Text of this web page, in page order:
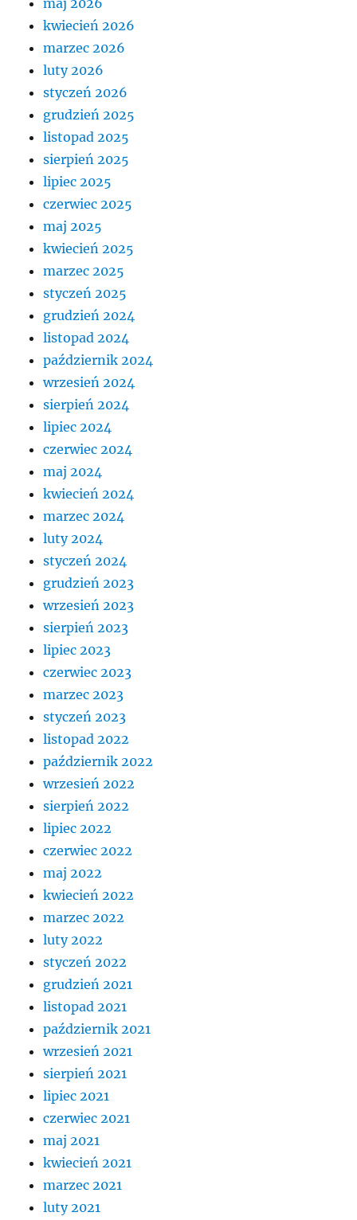
kwiecień 2026
marzec 2026
luty 2026
styczeń 2026
grudzień 2025
listopad 2025
sierpień 2025
lipiec 2025
czerwiec 2025
maj 2025
kwiecień 2025
marzec 2025
styczeń 2025
grudzień 2024
listopad 2024
październik 2024
wrzesień 2024
sierpień 2024
lipiec 2024
czerwiec 2024
maj 2024
kwiecień 2024
marzec 2024
luty 2024
styczeń 2024
grudzień 2023
wrzesień 2023
sierpień 2023
lipiec 2023
czerwiec 2023
marzec 2023
styczeń 2023
listopad 2022
październik 2022
wrzesień 2022
sierpień 2022
lipiec 2022
czerwiec 2022
maj 2022
kwiecień 2022
marzec 2022
luty 2022
styczeń 2022
grudzień 2021
listopad 2021
październik 2021
wrzesień 2021
sierpień 2021
lipiec 2021
czerwiec 2021
maj 2021
kwiecień 2021
marzec 2021
luty 2021